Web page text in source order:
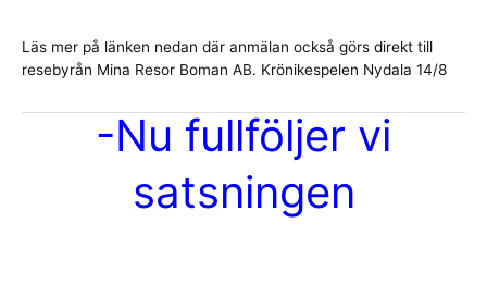
Läs mer på länken nedan där anmälan också görs direkt till
resebyrån Mina Resor Boman AB. Krönikespelen Nydala 14/8
-Nu fullföljer vi
satsningen